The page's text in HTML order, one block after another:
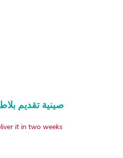
صينية تقديم
it in two weeks